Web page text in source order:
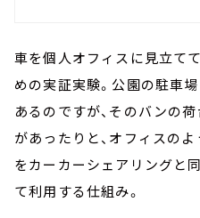
車を個人オフィスに見立て
めの実証実験。公園の駐車
あるのですが、そのバンの
があったりと、オフィスの
をカーカーシェアリングと
て利用する仕組み。